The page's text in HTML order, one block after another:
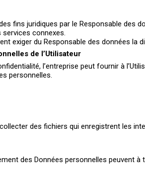
fins juridiques par le Responsable
services connexes.
exiger du Responsable des données la
de l’Utilisateur
l’entreprise peut fournir à
personnelles.
des fichiers qui enregistrent les
des Données personnelles peuvent